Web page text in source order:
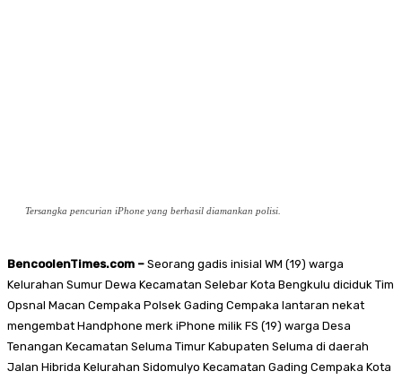
Tersangka pencurian iPhone yang berhasil diamankan polisi.
BencoolenTimes.com – Seorang gadis inisial WM (19) warga
Kelurahan Sumur Dewa Kecamatan Selebar Kota Bengkulu diciduk Tim
Opsnal Macan Cempaka Polsek Gading Cempaka lantaran nekat
mengembat Handphone merk iPhone milik FS (19) warga Desa
Tenangan Kecamatan Seluma Timur Kabupaten Seluma di daerah
Jalan Hibrida Kelurahan Sidomulyo Kecamatan Gading Cempaka Kota